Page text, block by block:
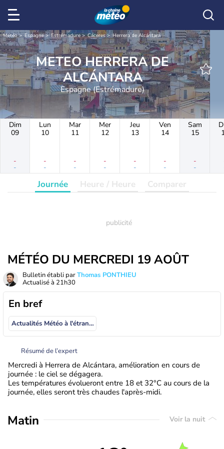
Météo Espagne Estrémadure Cáceres Herrera de Alcántara
METEO HERRERA DE
ALCÁNTARA
Espagne (Estrémadure)
Dim
09
-
-
Lun
10
-
-
Mar
11
-
-
Mer
12
-
-
Jeu
13
-
-
Ven
14
-
-
Sam
15
-
-
Journée Heure / Heure Comparer
MÉTÉO DU MERCREDI 19 AOÛT
Bulletin établi parThomas PONTHIEU
Actualisé à 21h30
En bref
Actualités Météo à l'étranger
Résumé de l’expert
Mercredi à Herrera de Alcántara, amélioration en cours de
journée : le ciel se dégagera.
Les températures évolueront entre 18 et 32°C au cours de la
journée, elles seront très chaudes l'après-midi.
Matin Voir la nuit